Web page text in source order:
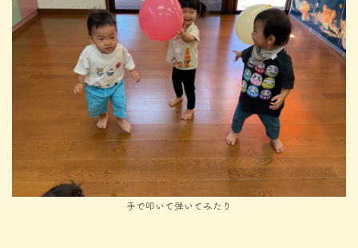
手で叩いて弾いてみたり